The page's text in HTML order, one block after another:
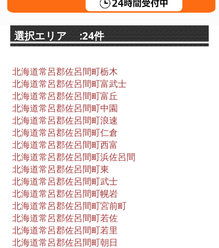
選択エリア :24件
北海道常呂郡佐呂間町栃木
北海道常呂郡佐呂間町富武士
北海道常呂郡佐呂間町富丘
北海道常呂郡佐呂間町中園
北海道常呂郡佐呂間町浪速
北海道常呂郡佐呂間町仁倉
北海道常呂郡佐呂間町西富
北海道常呂郡佐呂間町浜佐呂間
北海道常呂郡佐呂間町東
北海道常呂郡佐呂間町武士
北海道常呂郡佐呂間町幌岩
北海道常呂郡佐呂間町宮前町
北海道常呂郡佐呂間町若佐
北海道常呂郡佐呂間町若里
北海道常呂郡佐呂間町朝日